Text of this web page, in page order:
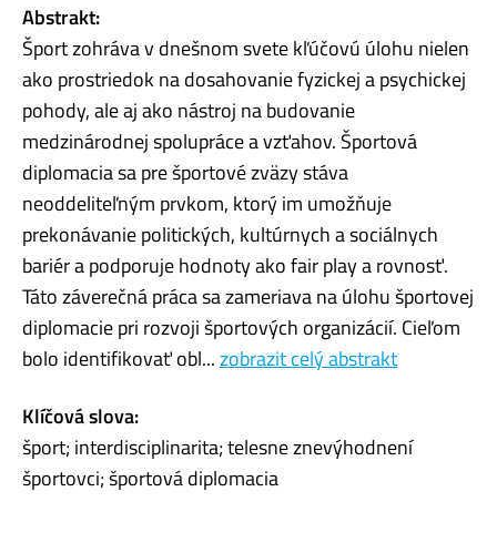
Abstrakt:
Šport zohráva v dnešnom svete kľúčovú úlohu nielen
ako prostriedok na dosahovanie fyzickej a psychickej
pohody, ale aj ako nástroj na budovanie
medzinárodnej spolupráce a vzťahov. Športová
diplomacia sa pre športové zväzy stáva
neoddeliteľným prvkom, ktorý im umožňuje
prekonávanie politických, kultúrnych a sociálnych
bariér a podporuje hodnoty ako fair play a rovnosť.
Táto záverečná práca sa zameriava na úlohu športovej
diplomacie pri rozvoji športových organizácií. Cieľom
bolo identifikovať obl...zobrazit celý abstrakt
Klíčová slova:
šport; interdisciplinarita; telesne znevýhodnení
športovci; športová diplomacia